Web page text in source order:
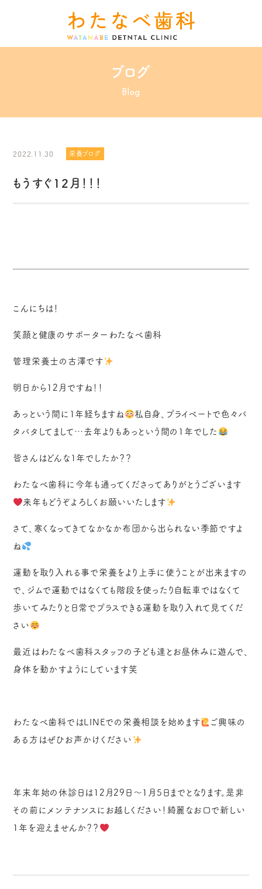
ブログ
Blog
2022.11.30 栄養ブログ
もうすぐ12月！！！
こんにちは！
笑顔と健康のサポーターわたなべ歯科
管理栄養士の古澤です
明日から12月ですね！！
あっという間に1年経ちますね
私自身、プライベートで色々バ
タバタしてまして…去年よりもあっという間の1年でした
皆さんはどんな1年でしたか？？
わたなべ歯科に今年も通ってくださってありがとうございます
来年もどうぞよろしくお願いいたします
さて、寒くなってきてなかなか布団から出られない季節ですよ
ね
運動を取り入れる事で栄養をより上手に使うことが出来ますの
で、ジムで運動ではなくても階段を使ったり自転車ではなくて
歩いてみたりと日常でプラスできる運動を取り入れて見てくだ
さい
最近はわたなべ歯科スタッフの子ども達とお昼休みに遊んで、
身体を動かすようにしています笑
わたなべ歯科ではLINEでの栄養相談を始めます
ご興味の
ある方はぜひお声かけください
年末年始の休診日は12月29日～1月5日までとなります。是非
その前にメンテナンスにお越しください！綺麗なお口で新しい
1年を迎えませんか？？